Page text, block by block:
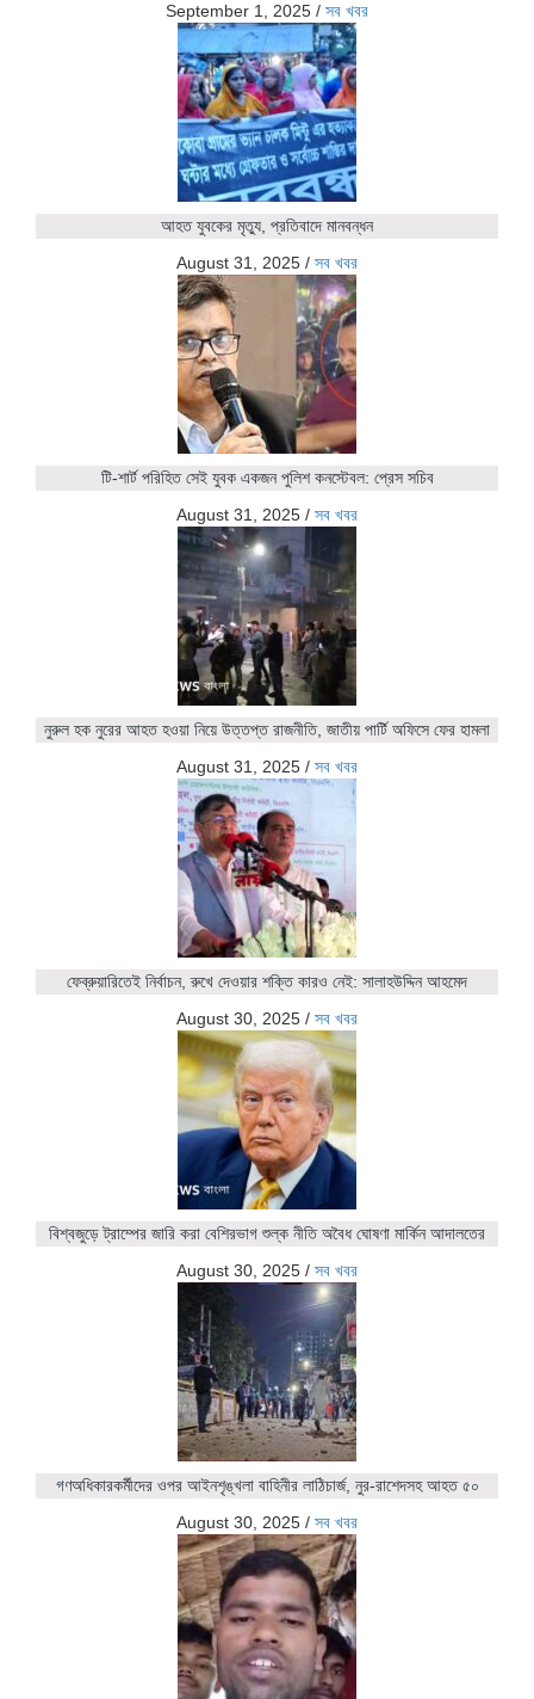
September 1, 2025 / সব খবর
আহত যুবকের মৃত্যু, প্রতিবাদে মানবন্ধন
August 31, 2025 / সব খবর
টি-শার্ট পরিহিত সেই যুবক একজন পুলিশ কনস্টেবল: প্রেস সচিব
August 31, 2025 / সব খবর
নুরুল হক নুরের আহত হওয়া নিয়ে উত্তপ্ত রাজনীতি, জাতীয় পার্টি অফিসে ফের হামলা
August 31, 2025 / সব খবর
ফেব্রুয়ারিতেই নির্বাচন, রুখে দেওয়ার শক্তি কারও নেই: সালাহউদ্দিন আহমেদ
August 30, 2025 / সব খবর
বিশ্বজুড়ে ট্রাম্পের জারি করা বেশিরভাগ শুল্ক নীতি অবৈধ ঘোষণা মার্কিন আদালতের
August 30, 2025 / সব খবর
গণঅধিকারকর্মীদের ওপর আইনশৃঙ্খলা বাহিনীর লাঠিচার্জ, নুর-রাশেদসহ আহত ৫০
August 30, 2025 / সব খবর